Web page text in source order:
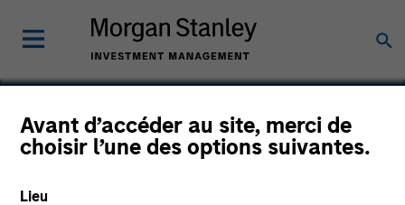
Avant d’accéder au site, merci de
choisir l’une des options suivantes.
Lieu
Southern Star